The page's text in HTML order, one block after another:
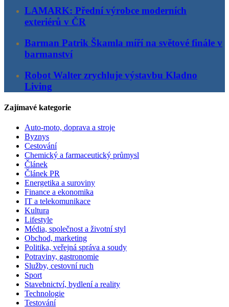
LAMARK: Přední výrobce moderních
exteriérů v ČR
Barman Patrik Škamla míří na světové finále v
barmanství
Robot Walter zrychluje výstavbu Kladno
Living
Zajímavé kategorie
Auto-moto, doprava a stroje
Byznys
Cestování
Chemický a farmaceutický průmysl
Článek
Článek PR
Energetika a suroviny
Finance a ekonomika
IT a telekomunikace
Kultura
Lifestyle
Média, společnost a životní styl
Obchod, marketing
Politika, veřejná správa a soudy
Potraviny, gastronomie
Služby, cestovní ruch
Sport
Stavebnictví, bydlení a reality
Technologie
Testování